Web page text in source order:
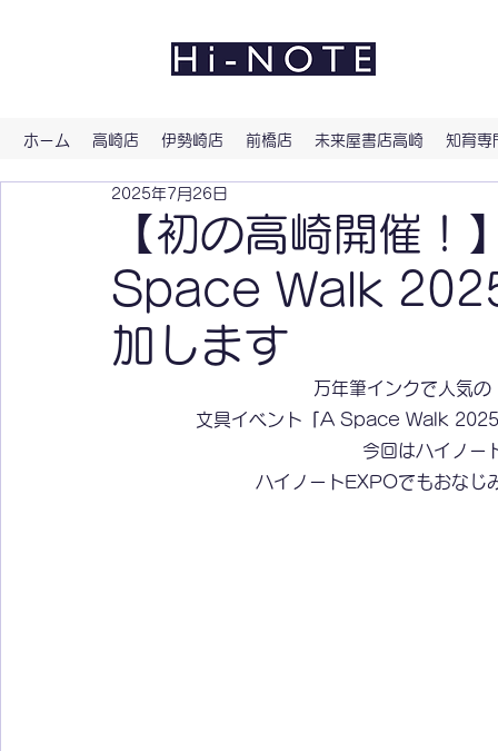
ホーム 高崎店 伊勢崎店 前橋店 未来屋書店高崎 知育
【初の高崎開催
Space Walk
加します
2025年7月26日
万年筆インクで人気の
文具イベント
A Space Walk
今回はハイノー
ハイノートEXPOでもおなじ